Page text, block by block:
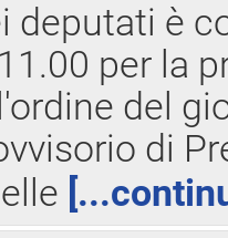
deputati è
per la
del
di